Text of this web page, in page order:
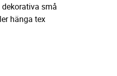
små
hänga tex